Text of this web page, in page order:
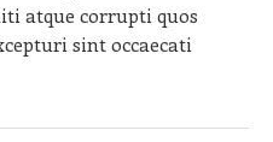
atque corrupti quos
sint occaecati